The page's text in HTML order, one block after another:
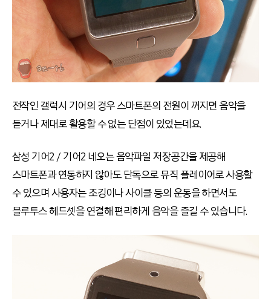
전작인 갤럭시 기어의 경우 스마트폰의 전원이 꺼지면 음악을
듣거나 제대로 활용할 수 없는 단점이 있었는데요.
삼성 기어2 / 기어2 네오는 음악파일 저장공간을 제공해
스마트폰과 연동하지 않아도 단독으로 뮤직 플레이어로 사용할
수 있으며 사용자는 조깅이나 사이클 등의 운동을 하면서도
블루투스 헤드셋을 연결해 편리하게 음악을 즐길 수 있습니다.